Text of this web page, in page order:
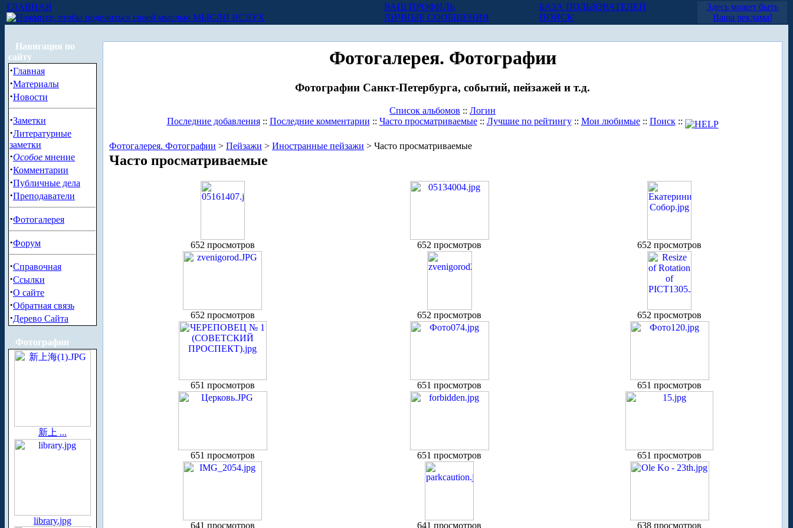
ГЛАВНАЯ
МЫСЛИ ВСЛУХ
ВАШ ПРОФИЛЬ
ЛИЧНЫЕ СООБЩЕНИЯ
БАЗА ПОЛЬЗОВАТЕЛЕЙ
ПОИСК
Здесь может быть
Ваша реклама!
Навигация по
сайту
·Главная
·Материалы
·Новости
·Заметки
·Литературные
заметки
·Особое мнение
·Комментарии
·Публичные дела
·Преподаватели
·Фотогалерея
·Форум
·Справочная
·Ссылки
·О сайте
·Обратная связь
·Дерево Сайта
Фотографии
新上 ...
library.jpg
Фотогалерея. Фотографии
Фотографии Санкт-Петербурга, событий, пейзажей и т.д.
Список альбомов :: Логин
Последние добавления:: Последние комментарии :: Часто просматриваемые:: Лучшие по рейтингу:: Мои любимые:: Поиск::
Фотогалерея. Фотографии > Пейзажи > Иностранные пейзажи > Часто просматриваемые
Часто просматриваемые
652 просмотров 652 просмотров 652 просмотров
652 просмотров 652 просмотров 652 просмотров
651 просмотров 651 просмотров 651 просмотров
651 просмотров 651 просмотров 651 просмотров
641 просмотров 641 просмотров 638 просмотров